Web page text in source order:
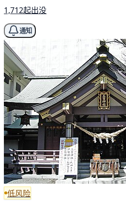
1,712起出没
通知
低风险